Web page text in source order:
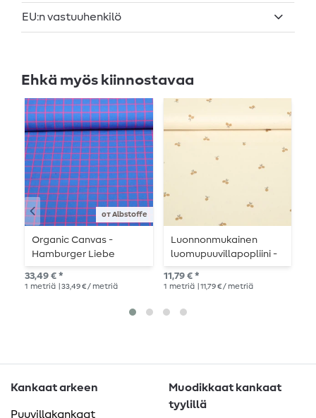
EU:n vastuuhenkilö
Ehkä myös kiinnostavaa
от Albstoffe
Organic Canvas -
Hamburger Liebe
Digitaalinen tuloste
Beetles & Bugs Grids
33,49 € *
1 metriä | 33,49 € / metriä
Luonnonmukainen
luomupuuvillapopliini -
luonnollinen hedelmä
11,79 € *
1 metriä | 11,79 € / metriä
Kankaat arkeen
Puuvillakankaat
Muodikkaat kankaat
tyylillä